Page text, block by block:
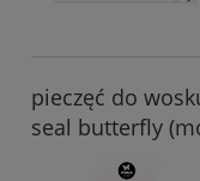
pieczęć do
seal butterfly